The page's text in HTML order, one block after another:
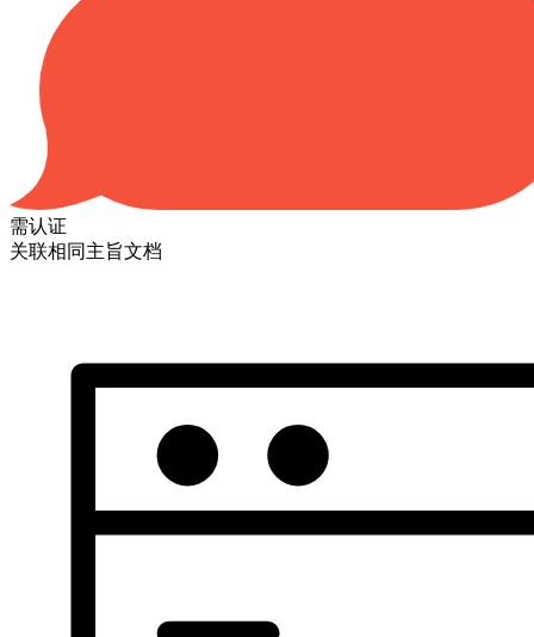
需认证
关联相同主旨文档